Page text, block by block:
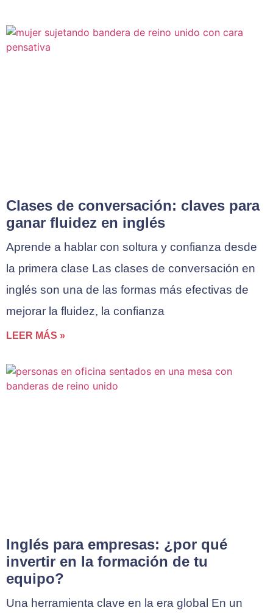
Clases de conversación: claves para
ganar fluidez en inglés
Aprende a hablar con soltura y confianza desde
la primera clase Las clases de conversación en
inglés son una de las formas más efectivas de
mejorar la fluidez, la confianza
LEER MÁS »
Inglés para empresas: ¿por qué
invertir en la formación de tu
equipo?
Una herramienta clave en la era global En un